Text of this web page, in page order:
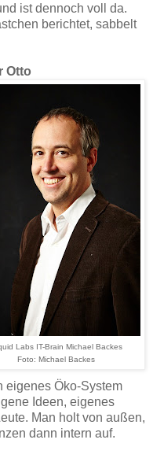
ist dennoch voll da.
berichtet, sabbelt
Otto
Labs IT-Brain Michael Backes
Foto: Michael Backes
eigenes Öko-System
Ideen, eigenes
Man holt von außen,
dann intern auf.